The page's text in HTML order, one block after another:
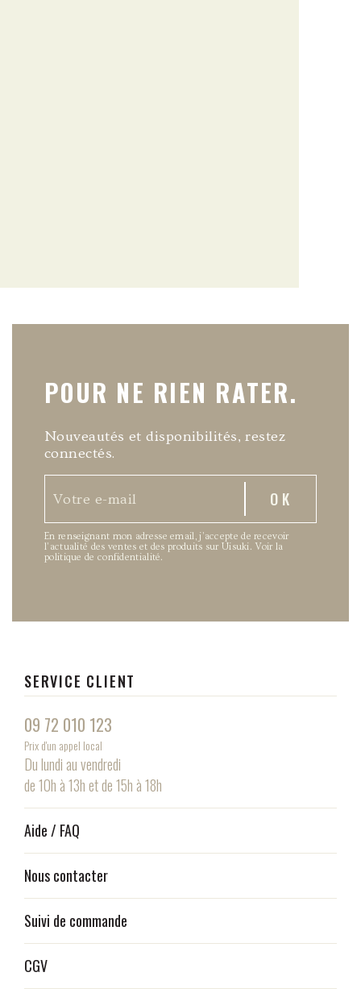
SERVICE CLIENT
09 72 010 123
Prix d'un appel local
Du lundi au vendredi
de 10h à 13h et de 15h à 18h
Aide / FAQ
Nous contacter
Suivi de commande
CGV
POUR NE RIEN RATER.
Nouveautés et disponibilités, restez
connectés.
En renseignant mon adresse email, j’accepte de recevoir
l’actualité des ventes et des produits sur Uisuki. Voir la
politique de confidentialité.